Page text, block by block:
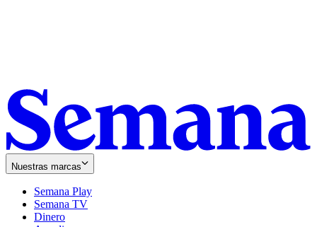
Nuestras marcas
Semana Play
Semana TV
Dinero